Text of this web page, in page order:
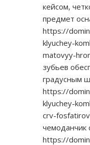
кейсом,
предмет
https://
klyuchey-
matovyy-
зубьев
градусным
https://
klyuchey-
crv-
чемоданчик
https://